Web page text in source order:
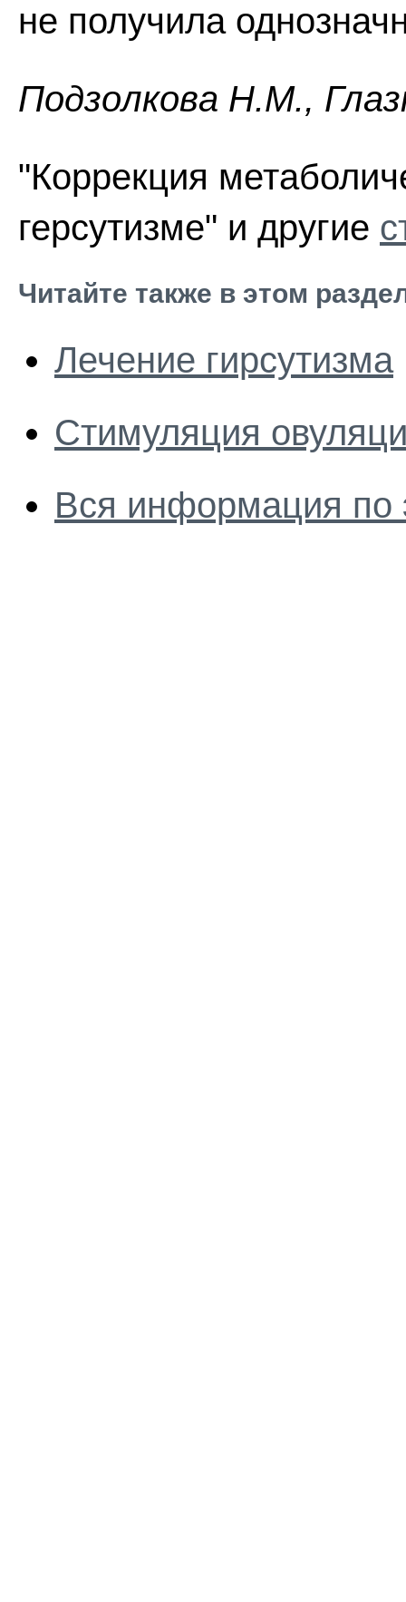
не получила
Пoдзoлкoвa H.M.,
"Коррекция
герсутизме" и другие
Читайте также в этом
Лечение гирсутизма
Стимуляция
Вся информация по